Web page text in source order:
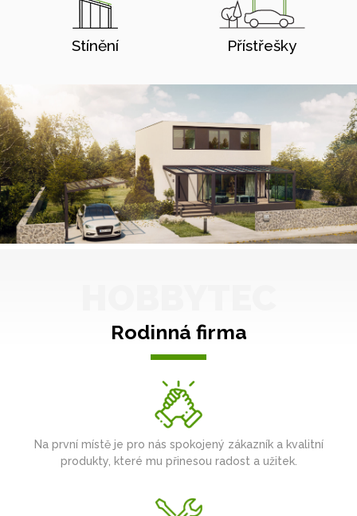
Stínění Přístřešky
Rodinná firma
Na první místě je pro nás spokojený zákazník a kvalitní
produkty, které mu přinesou radost a užitek.